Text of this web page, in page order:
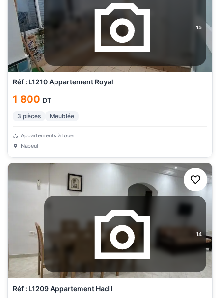
15
Réf : L1210 Appartement Royal
1 800 DT
3 pièces Meublée
Appartements à louer
Nabeul
14
Réf : L1209 Appartement Hadil